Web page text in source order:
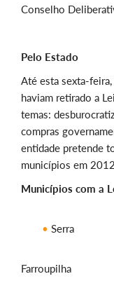
Conselho
Pelo Estado
Até esta sexta-
haviam retirado a
temas:
compras
entidade pretende
municípios em
Municípios com a
Serra
Farroupilha